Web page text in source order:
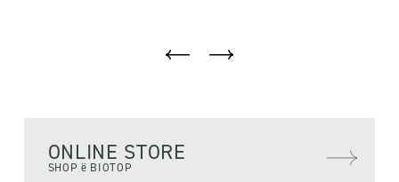
ONLINE STORE
SHOP ë BIOTOP